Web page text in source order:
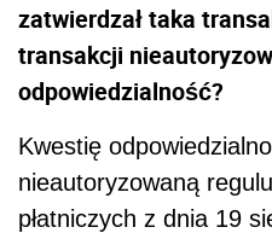
zatwierdzał taka
transakcji
odpowiedzialność?
Kwestię
nieautoryzowaną
płatniczych z dnia 19